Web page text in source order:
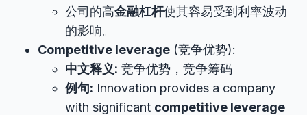
公司的高金融杠杆使其容易受到利率波动
的影响。
Competitive leverage (竞争优势):
中文释义: 竞争优势，竞争筹码
例句: Innovation provides a company
with significant competitive leverage